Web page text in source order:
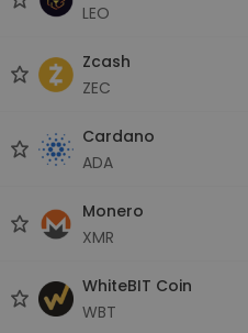
LEO
Zcash
ZEC
Cardano
ADA
Monero
XMR
WhiteBIT Coin
WBT